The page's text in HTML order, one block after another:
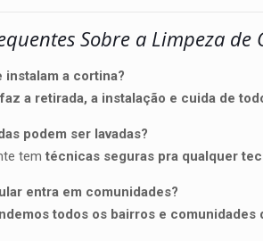
Sobre a Limpeza de
instalam a cortina?
faz a retirada, a instalação e cuida de
podem ser lavadas?
temtécnicas seguras pra qualquer
entra em comunidades?
todos os bairros e comunidades